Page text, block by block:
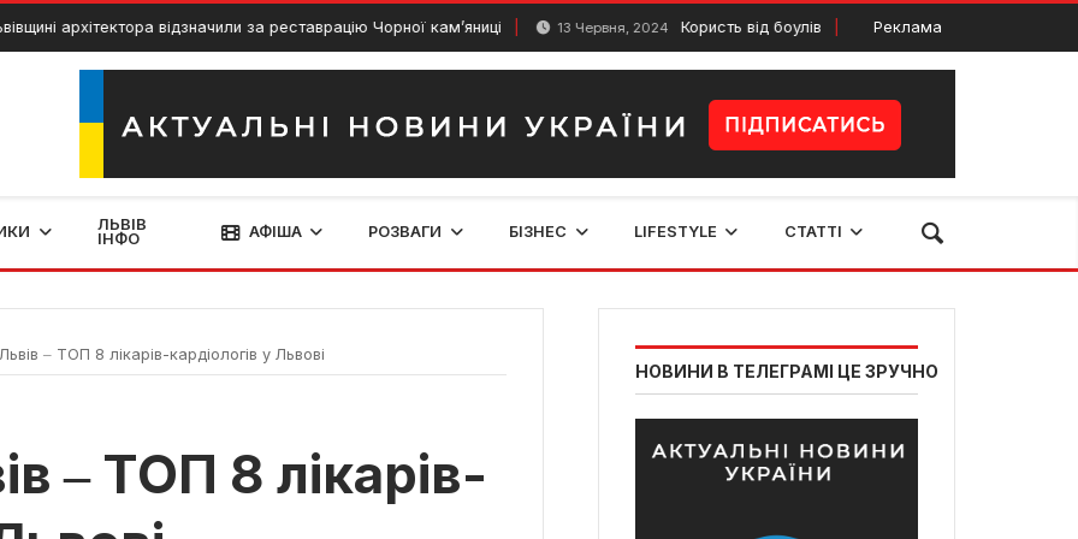
відзначили за реставрацію Чорної кам’яниці 13 Червня, 2024 Користь від боулів 15 Грудня, 2024 Грумінг салони
Реклама
ЛЬВІВ
ІНФО
АФІША РОЗВАГИ БІЗНЕС LIFESTYLE СТАТТІ
‒ ТОП 8 лікарів-кардіологів у Львові
‒ ТОП 8 лікарів-
НОВИНИ В ТЕЛЕГРАМІ ЦЕ ЗРУЧНО